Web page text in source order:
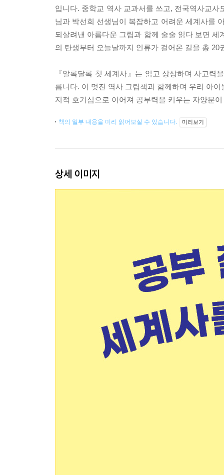
입니다. 중학교 역사 교과서를 쓰고, 전국역사교
님과 박선희 선생님이 복잡하고 어려운 세계사를
되살려낸 아름다운 그림과 함께 술술 읽다 보면
의 탄생부터 오늘날까지 인류가 걸어온 길을 총 20
『알록달록 첫 세계사』는 읽고 상상하며 사고
릅니다. 이 멋진 역사 그림책과 함께하며 우리 아
지적 호기심으로 이어져 공부력을 키우는 자양분
책의 일부 내용을 미리 읽어보실 수 있습니다. 미리보기
상세 이미지